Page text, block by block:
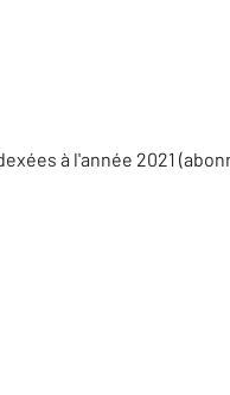
à l'année 2021